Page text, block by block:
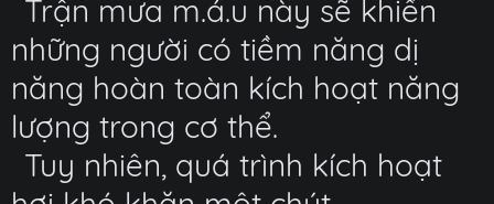
Trận mưa m.á.u này sẽ khiến
những người có tiềm năng dị
năng hoàn toàn kích hoạt năng
lượng trong cơ thể.
Tuy nhiên, quá trình kích hoạt